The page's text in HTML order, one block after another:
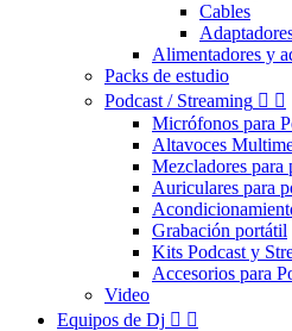
Cables
Alimentadores y
Packs de estudio
Podcast / Streaming  
Micrófonos para
Altavoces
Mezcladores para
Auriculares para
Grabación portátil
Kits Podcast y
Accesorios para
Video
Equipos de Dj  